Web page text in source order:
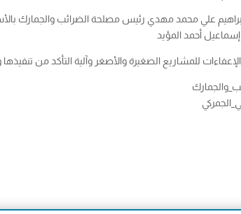
أبراهيم علي محمد مهدي رئيس مصلحة الضرائب والجمارك
أحمد المؤيد
للمشاريع الصغيرة والأصغر وآلية التأكد من